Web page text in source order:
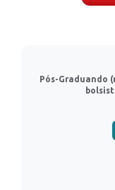
Pós-Graduando